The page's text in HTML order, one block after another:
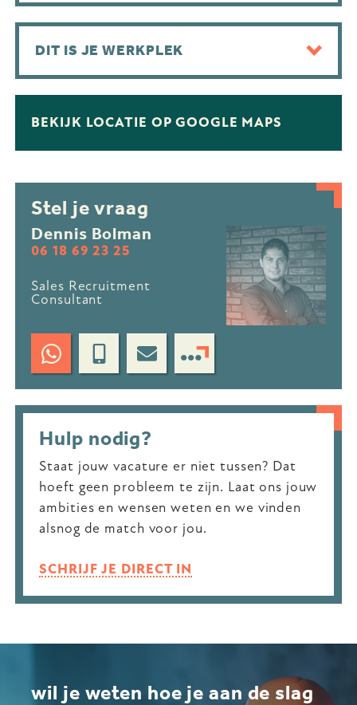
DIT IS JE WERKPLEK
BEKIJK LOCATIE OP GOOGLE MAPS
Stel je vraag
Dennis Bolman
06 18 69 23 25
Sales Recruitment
Consultant
Hulp nodig?
Staat jouw vacature er niet tussen? Dat
hoeft geen probleem te zijn. Laat ons jouw
ambities en wensen weten en we vinden
alsnog de match voor jou.
SCHRIJF JE DIRECT IN
wil je weten hoe je aan de slag